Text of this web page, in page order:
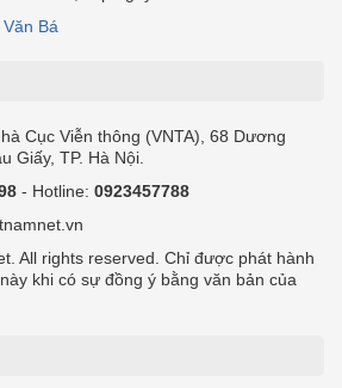
Bá
Cục Viễn thông (VNTA), 68 Dương
Giấy, TP. Hà Nội.
- Hotline: 0923457788
All rights reserved. Chỉ được phát hành
khi có sự đồng ý bằng văn bản của